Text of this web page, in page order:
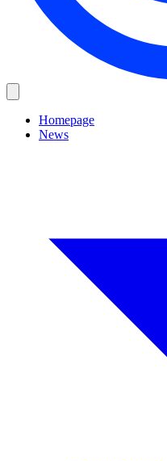
Homepage
News